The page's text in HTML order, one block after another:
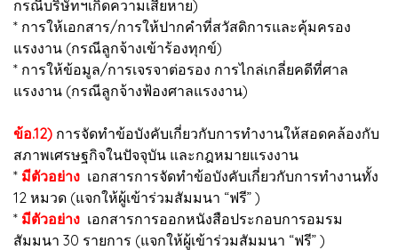
กรณีบริษัทฯเกิดความเสียหาย)
* การให้เอกสาร/การให้ปากคำที่สวัสดิการและคุ้มครอง
แรงงาน (กรณีลูกจ้างเข้าร้องทุกข์)
* การให้ข้อมูล/การเจรจาต่อรอง การไกล่เกลี่ยคดีที่ศาล
แรงงาน (กรณีลูกจ้างฟ้องศาลแรงงาน)
ข้อ.12) การจัดทำข้อบังคับเกี่ยวกับการทำงานให้สอดคล้องกับ
สภาพเศรษฐกิจในปัจจุบัน และกฎหมายแรงงาน
* มีตัวอย่าง เอกสารการจัดทำข้อบังคับเกี่ยวกับการทำงานทั้ง
12 หมวด (แจกให้ผู้เข้าร่วมสัมมนา “ฟรี” )
* มีตัวอย่าง เอกสารการออกหนังสือประกอบการอมรม
สัมมนา 30 รายการ (แจกให้ผู้เข้าร่วมสัมมนา “ฟรี” )